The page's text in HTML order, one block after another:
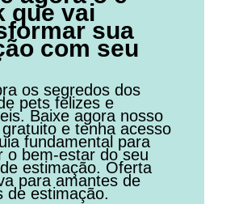
que vai
sua
com seu
os segredos dos
pets felizes e
Baixe agora nosso
e tenha acesso
fundamental para
o bem-estar do seu
estimação. Oferta
para amantes de
de estimação.